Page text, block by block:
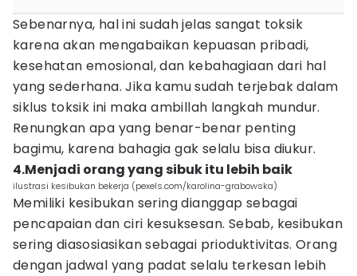
Sebenarnya, hal ini sudah jelas sangat toksik
karena akan mengabaikan kepuasan pribadi,
kesehatan emosional, dan kebahagiaan dari hal
yang sederhana. Jika kamu sudah terjebak dalam
siklus toksik ini maka ambillah langkah mundur.
Renungkan apa yang benar-benar penting
bagimu, karena bahagia gak selalu bisa diukur.
4.Menjadi orang yang sibuk itu lebih baik
ilustrasi kesibukan bekerja (pexels.com/karolina-grabowska)
Memiliki kesibukan sering dianggap sebagai
pencapaian dan ciri kesuksesan. Sebab, kesibukan
sering diasosiasikan sebagai prioduktivitas. Orang
dengan jadwal yang padat selalu terkesan lebih